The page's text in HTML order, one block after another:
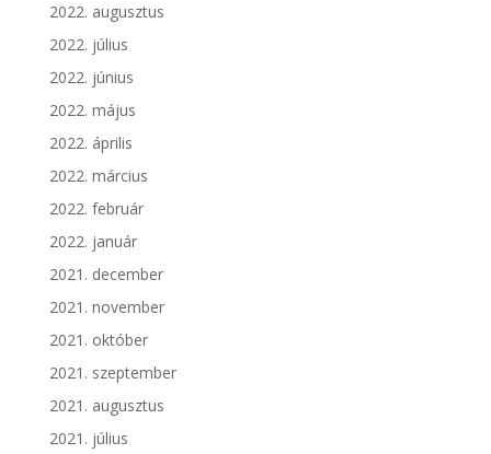
2022. augusztus
2022. július
2022. június
2022. május
2022. április
2022. március
2022. február
2022. január
2021. december
2021. november
2021. október
2021. szeptember
2021. augusztus
2021. július